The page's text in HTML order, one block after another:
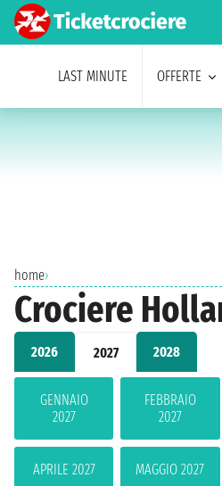
LAST MINUTE OFFERTE
home›
Crociere
2026 2027 2028
GENNAIO
2027
FEBBRAIO
2027
APRILE 2027 MAGGIO 2027